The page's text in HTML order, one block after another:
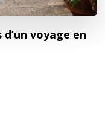
voyage en